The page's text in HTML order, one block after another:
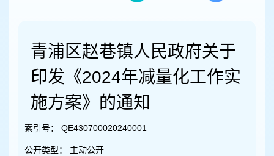
青浦区赵巷镇人民政府关于
印发《2024年减量化工作实
施方案》的通知
索引号： QE430700020240001
公开类型： 主动公开